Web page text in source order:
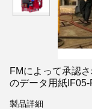
FMによって承認
のデータ用紙
製品詳細